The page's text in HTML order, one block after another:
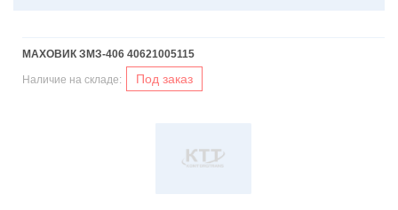
МАХОВИК ЗМЗ-406 40621005115
Наличие на складе: Под заказ